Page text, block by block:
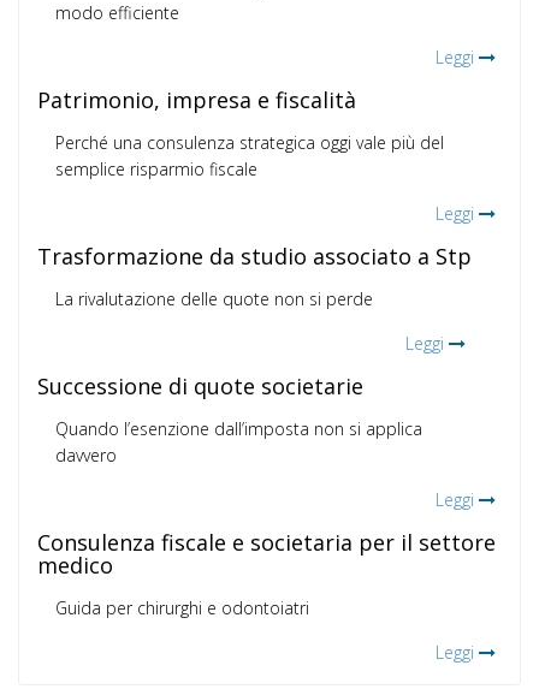
modo efficiente
Leggi
Patrimonio, impresa e fiscalità
Perché una consulenza strategica oggi vale più del
semplice risparmio fiscale
Leggi
Trasformazione da studio associato a Stp
La rivalutazione delle quote non si perde
Leggi
Successione di quote societarie
Quando l’esenzione dall’imposta non si applica
davvero
Leggi
Consulenza fiscale e societaria per il settore
medico
Guida per chirurghi e odontoiatri
Leggi